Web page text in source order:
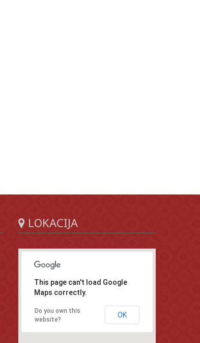
LOKACIJA
This page can't load Google
Maps correctly.
Do you own this
website?
OK